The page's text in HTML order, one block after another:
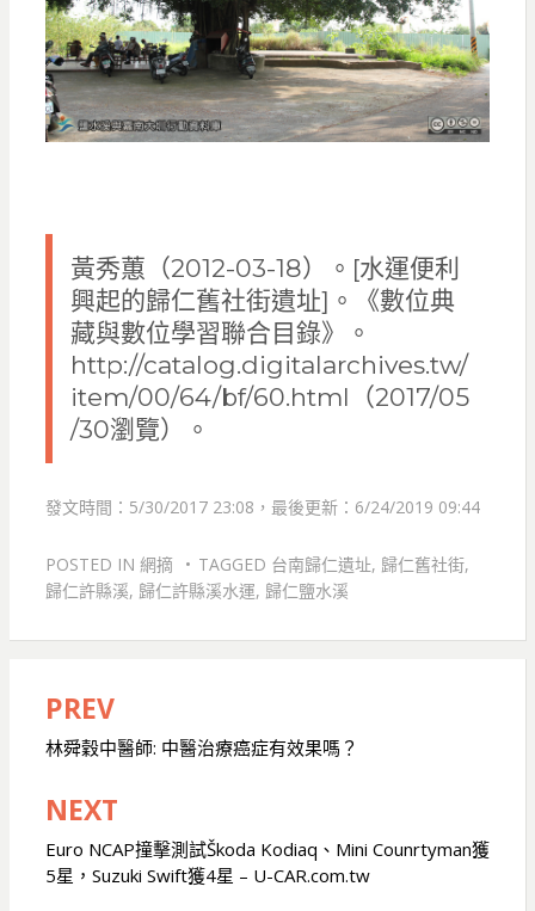
黃秀蕙（2012-03-18）。[水運便利
興起的歸仁舊社街遺址]。《數位典
藏與數位學習聯合目錄》。
http://catalog.digitalarchives.tw/
item/00/64/bf/60.html（2017/05
/30瀏覽）。
發文時間：5/30/2017 23:08，最後更新：6/24/2019 09:44
POSTED IN 網摘 TAGGED 台南歸仁遺址, 歸仁舊社街,
歸仁許縣溪, 歸仁許縣溪水運, 歸仁鹽水溪
文
章
導
覽
PREV
林舜穀中醫師: 中醫治療癌症有效果嗎？
NEXT
Euro NCAP撞擊測試Škoda Kodiaq、Mini Counrtyman獲
5星，Suzuki Swift獲4星 – U-CAR.com.tw